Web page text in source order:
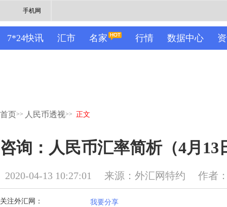
手机网
7*24快讯 汇市 名家 行情 数据中心
首页>> 人民币透视>> 正文
咨询：人民币汇率简析（4月13
2020-04-13 10:27:01 来源：外汇网特约 作者
关注外汇网： 我要分享